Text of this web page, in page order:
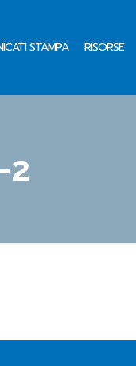
STAMPA RISORSE
2